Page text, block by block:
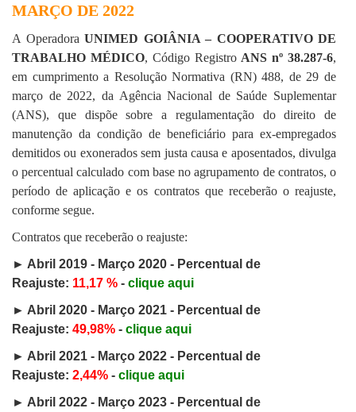
MARÇO DE 2022
A Operadora UNIMED GOIÂNIA – COOPERATIVO DE
TRABALHO MÉDICO, Código Registro ANS nº 38.287-6,
em cumprimento a Resolução Normativa (RN) 488, de 29 de
março de 2022, da Agência Nacional de Saúde Suplementar
(ANS), que dispõe sobre a regulamentação do direito de
manutenção da condição de beneficiário para ex-empregados
demitidos ou exonerados sem justa causa e aposentados, divulga
o percentual calculado com base no agrupamento de contratos, o
período de aplicação e os contratos que receberão o reajuste,
conforme segue.
Contratos que receberão o reajuste:
► Abril 2019 - Março 2020 - Percentual de
Reajuste: 11,17 % - clique aqui
► Abril 2020 - Março 2021 - Percentual de
Reajuste: 49,98% - clique aqui
► Abril 2021 - Março 2022 - Percentual de
Reajuste: 2,44% - clique aqui
► Abril 2022 - Março 2023 - Percentual de